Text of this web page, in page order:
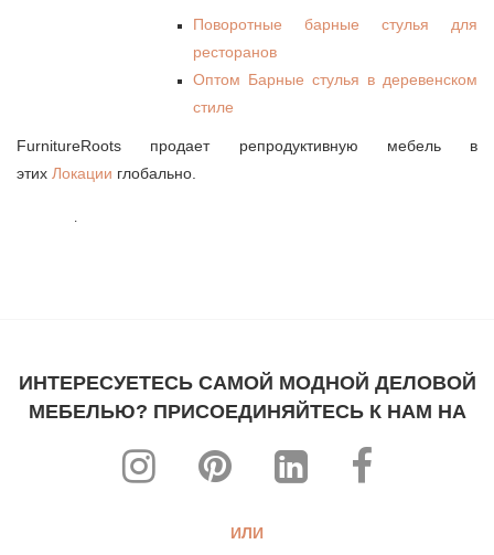
Поворотные барные стулья для
ресторанов
Оптом Барные стулья в деревенском
стиле
FurnitureRoots продает репродуктивную мебель в
этих Локации глобально.
.
ИНТЕРЕСУЕТЕСЬ САМОЙ МОДНОЙ ДЕЛОВОЙ
МЕБЕЛЬЮ? ПРИСОЕДИНЯЙТЕСЬ К НАМ НА
ИЛИ